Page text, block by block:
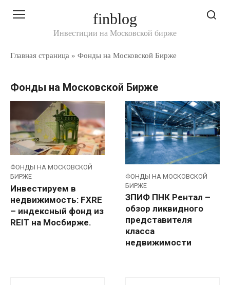
finblog
Инвестиции на Московской бирже
Главная страница » Фонды на Московской Бирже
Фонды на Московской Бирже
ФОНДЫ НА МОСКОВСКОЙ
БИРЖЕ
Инвестируем в
недвижимость: FXRE
– индексный фонд из
REIT на Мосбирже.
ФОНДЫ НА МОСКОВСКОЙ
БИРЖЕ
ЗПИФ ПНК Рентал –
обзор ликвидного
представителя
класса
недвижимости